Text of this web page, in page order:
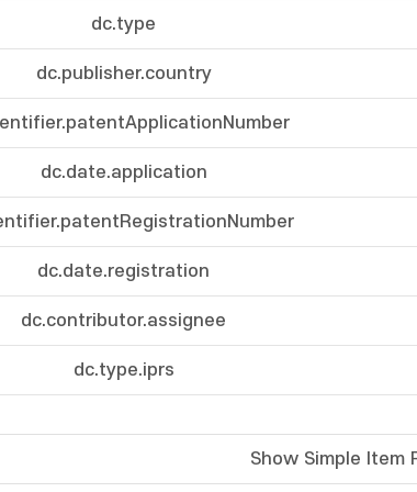
dc.type
dc.publisher.country
dc.date.application
dc.date.registration
dc.contributor.assignee
dc.type.iprs
Show Simple Item